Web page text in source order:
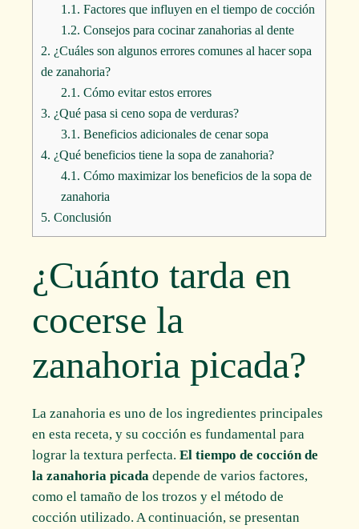
1.1. Factores que influyen en el tiempo de cocción
1.2. Consejos para cocinar zanahorias al dente
2. ¿Cuáles son algunos errores comunes al hacer sopa
de zanahoria?
2.1. Cómo evitar estos errores
3. ¿Qué pasa si ceno sopa de verduras?
3.1. Beneficios adicionales de cenar sopa
4. ¿Qué beneficios tiene la sopa de zanahoria?
4.1. Cómo maximizar los beneficios de la sopa de
zanahoria
5. Conclusión
¿Cuánto tarda en
cocerse la
zanahoria picada?
La zanahoria es uno de los ingredientes principales
en esta receta, y su cocción es fundamental para
lograr la textura perfecta.El tiempo de cocción de
la zanahoria picada depende de varios factores,
como el tamaño de los trozos y el método de
cocción utilizado. A continuación, se presentan